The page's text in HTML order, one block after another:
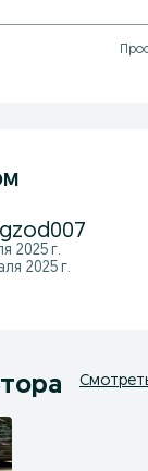
2025 г.
2025 г.